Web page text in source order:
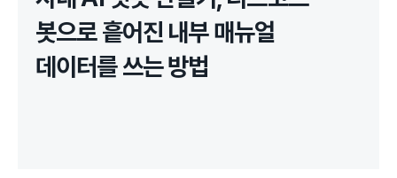
봇으로 흩어진 내부 매뉴얼
데이터를 쓰는 방법